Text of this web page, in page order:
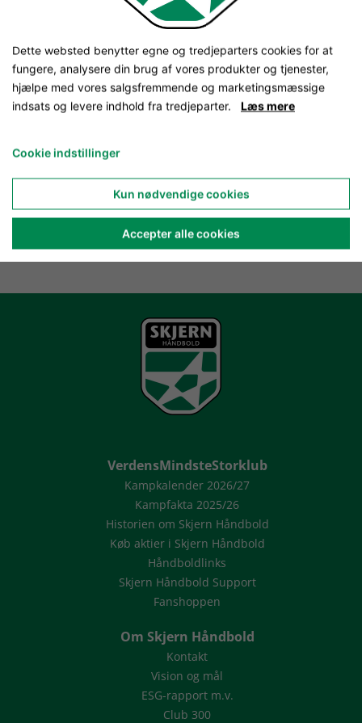
VerdensMindsteStorklub
Kampkalender 2026/27
Kampfakta 2025/26
Historien om Skjern Håndbold
Køb aktier i Skjern Håndbold
Håndboldlinks
Skjern Håndbold Support
Fanshoppen
Om Skjern Håndbold
Kontakt
Vision og mål
ESG-rapport m.v.
Club 300
Dette websted benytter egne og tredjeparters cookies for at
fungere, analysere din brug af vores produkter og tjenester,
hjælpe med vores salgsfremmende og marketingsmæssige
indsats og levere indhold fra tredjeparter. Læs mere
Cookie indstillinger
Kun nødvendige cookies
Accepter alle cookies